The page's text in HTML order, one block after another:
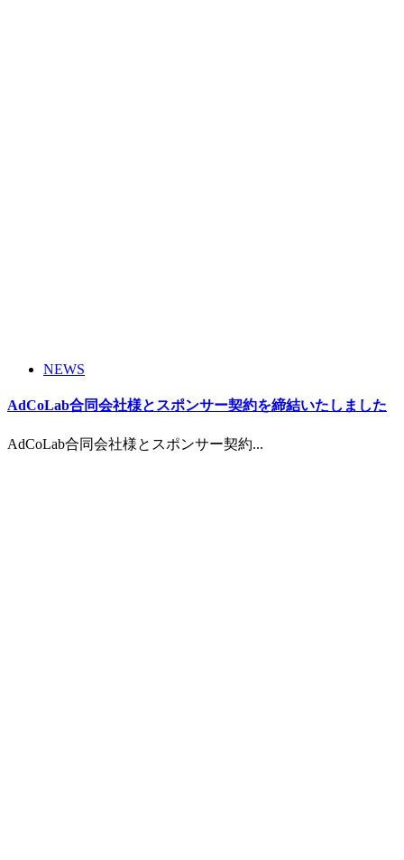
NEWS
AdCoLab合同会社様とスポンサー契約を締結いたしました
AdCoLab合同会社様とスポンサー契約...